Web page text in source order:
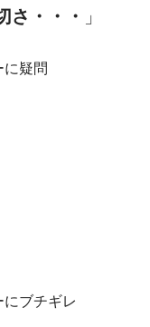
さ・・・ 」